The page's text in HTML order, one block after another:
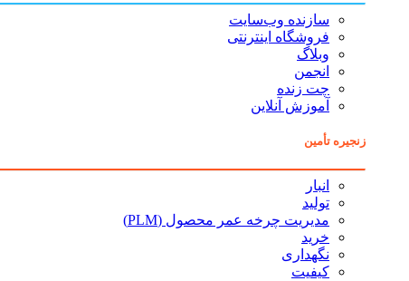
سازنده وب‌سایت
فروشگاه اینترنتی
وبلاگ
انجمن
چت زنده
آموزش آنلاین
زنجیره تأمین
انبار
تولید
مدیریت چرخه عمر محصول (PLM)
خرید
نگهداری
کیفیت